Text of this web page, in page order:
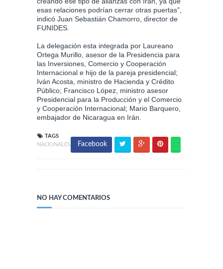
esas relaciones podrían cerrar otras puertas”,
indicó Juan Sebastián Chamorro, director de
FUNIDES.
La delegación esta integrada por Laureano
Ortega Murillo, asesor de la Presidencia para
las Inversiones, Comercio y Cooperación
Internacional e hijo de la pareja presidencial;
Iván Acosta, ministro de Hacienda y Crédito
Público; Francisco López, ministro asesor
Presidencial para la Producción y el Comercio
y Cooperación Internacional; Mario Barquero,
embajador de Nicaragua en Irán.
TAGS
NACIONALES
Facebook
NO HAY COMENTARIOS